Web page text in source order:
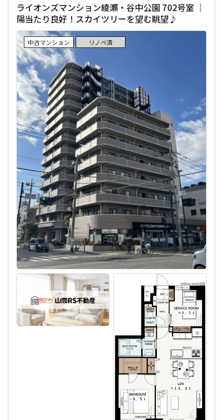
ライオンズマンション綾瀬・谷中公園 702号室 ｜
陽当たり良好！スカイツリーを望む眺望♪
中古マンション リノベ済